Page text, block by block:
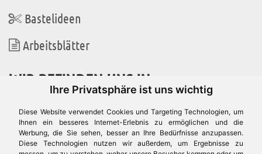
Ihre Privatsphäre ist uns wichtig
Diese Website verwendet Cookies und Targeting Technologien, um
Ihnen ein besseres Internet-Erlebnis zu ermöglichen und die
Werbung, die Sie sehen, besser an Ihre Bedürfnisse anzupassen.
Diese Technologien nutzen wir außerdem, um Ergebnisse zu
Bastelideen
Arbeitsblätter
WIR BEFINDEN UNS IN
Es gibt uns auch in